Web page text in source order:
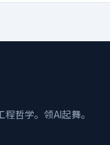
哲学。领AI起舞。